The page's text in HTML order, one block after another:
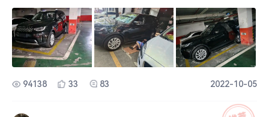
喜欢的，也有喷的，毕竟自己只有这个能力，能开
这个车就已经很满足了，价格虽然不怎么满意，但
是不管买什么东西都很难买到自己心里的价位
94138 33 83 2022-10-05